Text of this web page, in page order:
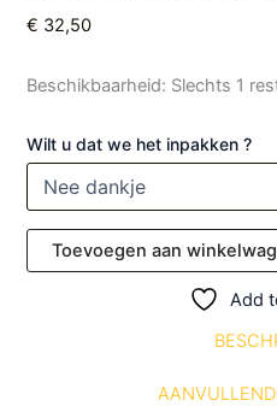
€ 32,50
Beschikbaarheid: Slechts 1
Wilt u dat we het inpakken ?
Toevoegen aan
Add